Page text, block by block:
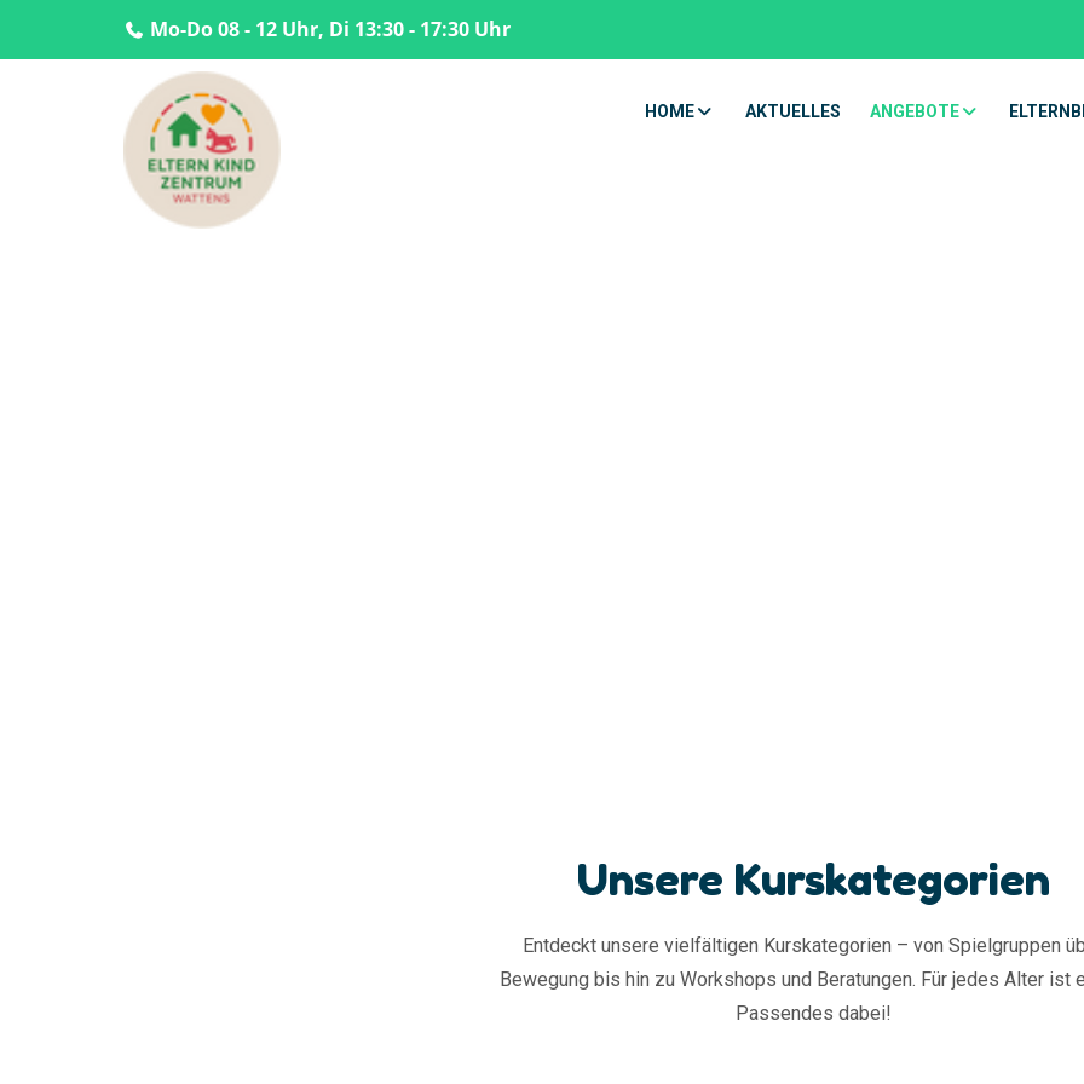
Mo-Do 08 - 12 Uhr, Di 13:30 - 17:30 Uhr
HOME AKTUELLES ANGEBOTE
Unsere Kurskategorien
Entdeckt unsere vielfältigen Kurskategorien – von Spielgruppen
Bewegung bis hin zu Workshops und Beratungen. Für jedes Alter ist
Passendes dabei!